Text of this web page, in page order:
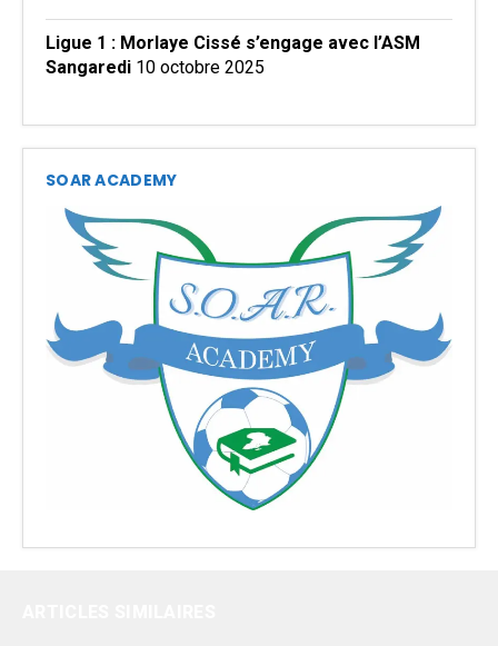
Ligue 1 : Morlaye Cissé s’engage avec l’ASM
Sangaredi 10 octobre 2025
SOAR ACADEMY